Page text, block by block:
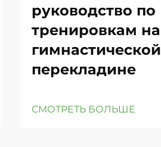
руководство по
тренировкам на
гимнастической
перекладине
СМОТРЕТЬ БОЛЬШЕ